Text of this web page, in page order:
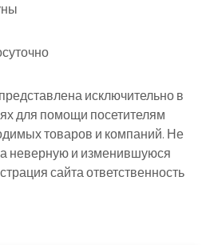
исключительно в
для помощи посетителям
товаров и компаний. Не
неверную и изменившуюся
сайта ответственность